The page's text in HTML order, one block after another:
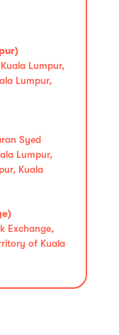
Lumpur,
Lumpur,
Syed
Lumpur,
Kuala
Exchange,
of Kuala